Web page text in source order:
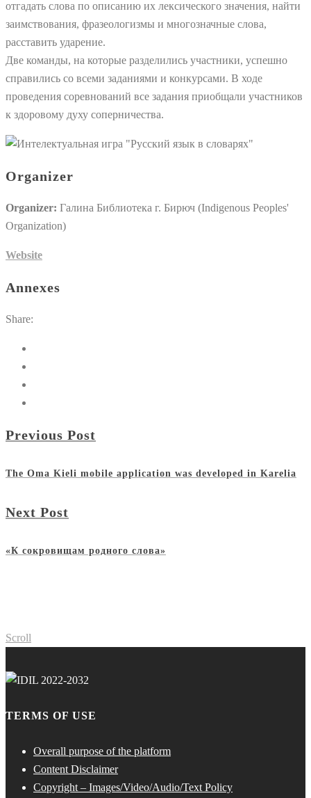
отгадать слова по описанию их лексического значения, найти
заимствования, фразеологизмы и многозначные слова,
расставить ударение.
Две команды, на которые разделились участники, успешно
справились со всеми заданиями и конкурсами. В ходе
проведения соревнований все задания приобщали участников
к здоровому духу соперничества.
Organizer
Organizer: Галина Библиотека г. Бирюч (Indigenous Peoples'
Organization)
Website
Annexes
Share:
Previous Post
The Oma Kieli mobile application was developed in Karelia
Next Post
«К сокровищам родного слова»
Scroll
TERMS OF USE
Overall purpose of the platform
Content Disclaimer
Copyright – Images/Video/Audio/Text Policy